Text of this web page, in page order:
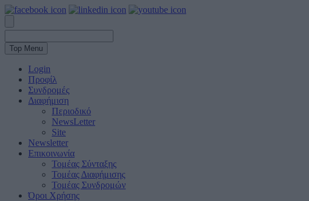
Top Menu
Login
Προφίλ
Συνδρομές
Διαφήμιση
Περιοδικό
NewsLetter
Site
Newsletter
Επικοινωνία
Τομέας Σύνταξης
Τομέας Διαφήμισης
Τομέας Συνδρομών
Όροι Χρήσης